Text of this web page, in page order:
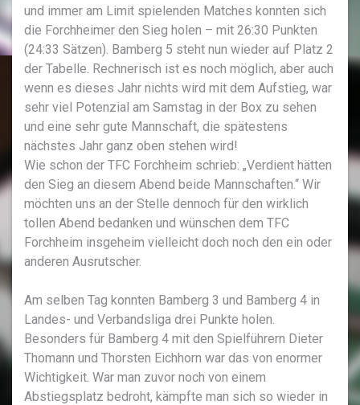
und immer am Limit spielenden Matches konnten sich
die Forchheimer den Sieg holen – mit 26:30 Punkten
(24:33 Sätzen). Bamberg 5 steht nun wieder auf Platz 2
der Tabelle. Rechnerisch ist es noch möglich, aber auch
wenn es dieses Jahr nichts wird mit dem Aufstieg, war
sehr viel Potenzial am Samstag in der Box zu sehen
und eine sehr gute Mannschaft, die spätestens
nächstes Jahr ganz oben stehen wird!
Wie schon der TFC Forchheim schrieb: „Verdient hätten
den Sieg an diesem Abend beide Mannschaften.“ Wir
möchten uns an der Stelle dennoch für den wirklich
tollen Abend bedanken und wünschen dem TFC
Forchheim insgeheim vielleicht doch noch den ein oder
anderen Ausrutscher.
Am selben Tag konnten Bamberg 3 und Bamberg 4 in
Landes- und Verbandsliga drei Punkte holen.
Besonders für Bamberg 4 mit den Spielführern Dieter
Thomann und Thorsten Eichhorn war das von enormer
Wichtigkeit. War man zuvor noch von einem
Abstiegsplatz bedroht, kämpfte man sich so wieder in